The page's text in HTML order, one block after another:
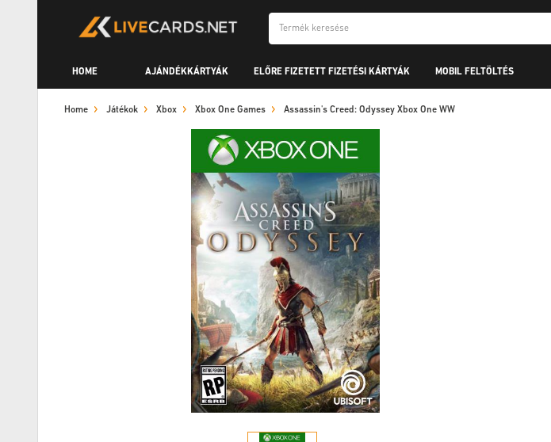
HOME AJÁNDÉKKÁRTYÁK ELŐRE FIZETETT FIZETÉSI KÁRTYÁK MOBIL FELTÖLTÉS
Home Játékok Xbox Xbox One Games Assassin's Creed: Odyssey Xbox One WW